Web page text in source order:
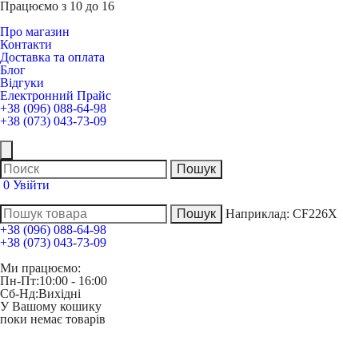
Працюємо з 10 до 16
Про магазин
Контакти
Доставка та оплата
Блог
Відгуки
Електронний Прайс
+38 (096) 088-64-98
+38 (073) 043-73-09
0 Увійти
Наприклад: CF226X
+38 (096) 088-64-98
+38 (073) 043-73-09
Ми працюємо:
Пн-Пт:10:00 - 16:00
Сб-Нд:Вихідні
У Вашому кошику
поки немає товарів